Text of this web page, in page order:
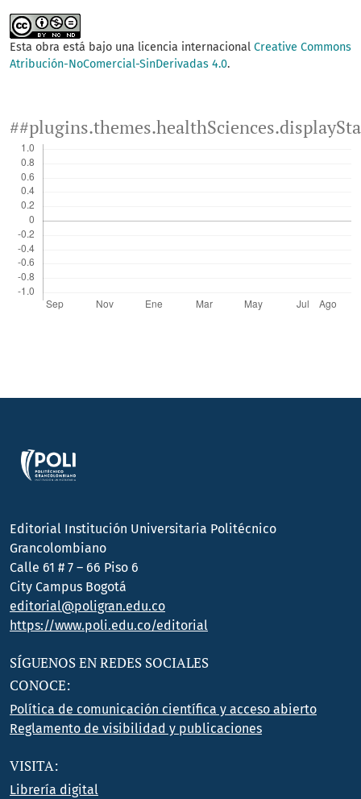
Esta obra está bajo una licencia internacional Creative Commons
Atribución-NoComercial-SinDerivadas 4.0.
Editorial Institución Universitaria Politécnico
Grancolombiano
Calle 61 # 7 – 66 Piso 6
City Campus Bogotá
editorial@poligran.edu.co
https://www.poli.edu.co/editorial
SÍGUENOS EN REDES SOCIALES
CONOCE:
Política de comunicación científica y acceso abierto
Reglamento de visibilidad y publicaciones
VISITA:
Librería digital